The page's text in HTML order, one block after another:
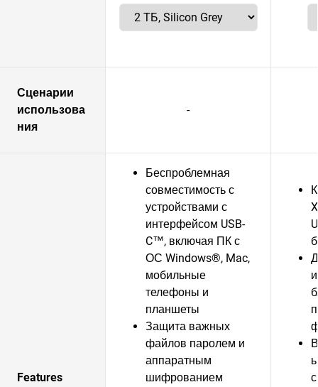
Сценарии
использова
ния
-
Features
Беспроблемная
совместимость с
устройствами с
интерфейсом USB-
C™, включая ПК с
ОС Windows®, Mac,
мобильные
телефоны и
планшеты
Защита важных
файлов паролем и
аппаратным
шифрованием